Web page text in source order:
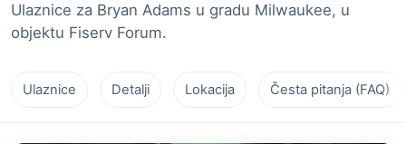
Ulaznice za Bryan Adams u gradu Milwaukee, u
objektu Fiserv Forum.
Ulaznice Detalji Lokacija Česta pitanja (FAQ)